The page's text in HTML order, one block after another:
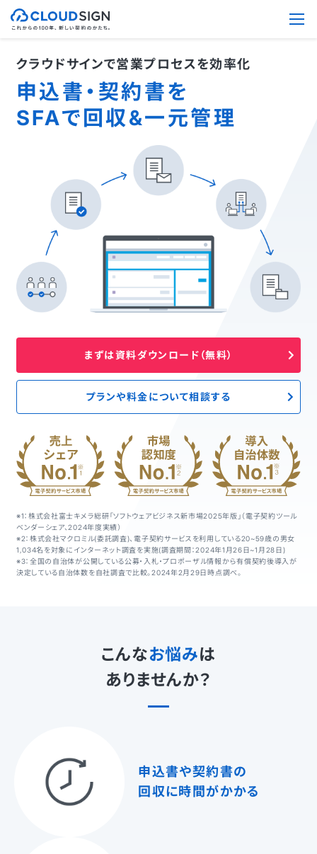
クラウドサインで営業プロセスを効率化
申込書・契約書を
SFAで回収&一元管理
まずは資料ダウンロード（無料）
プランや料金について相談する
※1：株式会社富士キメラ総研「ソフトウェアビジネス新市場2025年版」（電子契約ツール
ベンダーシェア、2024年度実績）
※2：株式会社マクロミル(委託調査)、電子契約サービスを利用している20~59歳の男女
1,034名を対象にインターネット調査を実施(調査期間：2024年1月26日~1月28日)
※3：全国の自治体が公開している公募・入札・プロポーザル情報から有償契約後導入が
決定している自治体数を自社調査で比較。2024年2月29日時点調べ。
こんなお悩みは
ありませんか？
申込書や契約書の
回収に時間がかかる